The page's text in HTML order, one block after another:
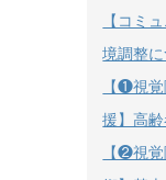
【コミ
境調整
【❶視
援】高
【❷視